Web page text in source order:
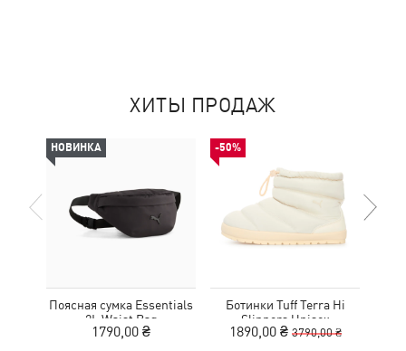
ХИТЫ ПРОДАЖ
НОВИНКА
Поясная сумка Essentials
2L Waist Bag
1790,00 ₴
-50%
Ботинки Tuff Terra Hi
Slippers Unisex
1890,00 ₴ 3790,00 ₴